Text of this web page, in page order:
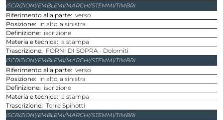
ISCRIZIONI/EMBLEMI/MARCHI/STEMMI/TIMBRI
Riferimento alla parte verso
Posizione
in alto, a sinistra
Definizione
iscrizione
Materia e tecnica
a stampa
Trascrizione
FORNI DI SOPRA - Dolomiti
ISCRIZIONI/EMBLEMI/MARCHI/STEMMI/TIMBRI
Riferimento alla parte verso
Posizione
in alto, a sinistra
Definizione
iscrizione
Materia e tecnica
a stampa
Trascrizione Torre Spinotti
ISCRIZIONI/EMBLEMI/MARCHI/STEMMI/TIMBRI